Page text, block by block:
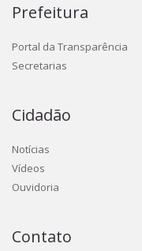
Prefeitura
Portal da Transparência
Secretarias
Cidadão
Notícias
Vídeos
Ouvidoria
Contato